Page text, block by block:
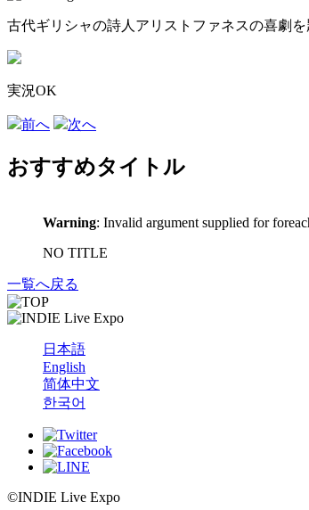
古代ギリシャの詩人アリストファネスの喜劇
実況OK
前へ 次へ
おすすめタイトル
Warning: Invalid argument supplied for
NO TITLE
一覧へ戻る
日本語
English
简体中文
한국어
©INDIE Live Expo